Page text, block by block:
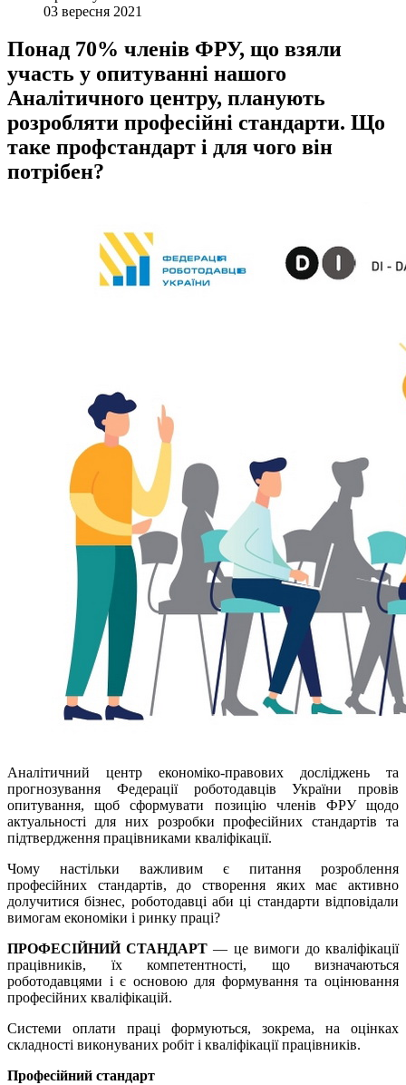
03 вересня 2021
Понад 70% членів ФРУ, що взяли
участь у опитуванні нашого
Аналітичного центру, планують
розробляти професійні стандарти. Що
таке профстандарт і для чого він
потрібен?
Аналітичний центр економіко-правових досліджень та
прогнозування Федерації роботодавців України провів
опитування, щоб сформувати позицію членів ФРУ щодо
актуальності для них розробки професійних стандартів та
підтвердження працівниками кваліфікації.
Чому настільки важливим є питання розроблення
професійних стандартів, до створення яких має активно
долучитися бізнес, роботодавці аби ці стандарти відповідали
вимогам економіки і ринку праці?
ПРОФЕСІЙНИЙ СТАНДАРТ — це вимоги до кваліфікації
працівників, їх компетентності, що визначаються
роботодавцями і є основою для формування та оцінювання
професійних кваліфікацій.
Системи оплати праці формуються, зокрема, на оцінках
складності виконуваних робіт і кваліфікації працівників.
Професійний стандарт